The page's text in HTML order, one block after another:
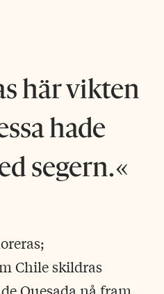
här vikten
hade
segern.
Chile skildras
Quesada nå fram